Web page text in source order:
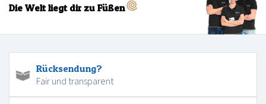
Die Welt liegt dir zu Füßen
Rücksendung?
Fair und transparent